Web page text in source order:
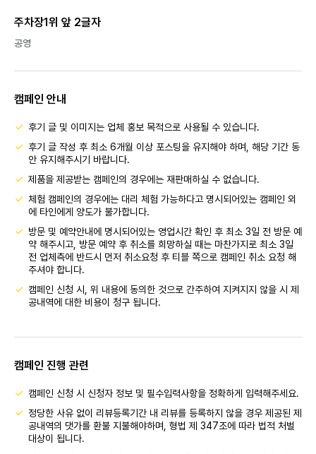
주차장1위 앞 2글자
공영
캠페인 안내
후기 글 및 이미지는 업체 홍보 목적으로 사용될 수 있습니다.
후기 글 작성 후 최소 6개월 이상 포스팅을 유지해야 하며, 해당 기간 동
안 유지해주시기 바랍니다.
제품을 제공받는 캠페인의 경우에는 재판매하실 수 없습니다.
체험 캠페인의 경우에는 대리 체험 가능하다고 명시되어있는 캠페인 외
에 타인에게 양도가 불가합니다.
방문 및 예약안내에 명시되어있는 영업시간 확인 후 최소 3일 전 방문 예
약 해주시고, 방문 예약 후 취소를 희망하실 때는 마찬가지로 최소 3일
전 업체측에 반드시 먼저 취소요청 후 티블 쪽으로 캠페인 취소 요청 해
주셔야 합니다.
캠페인 신청 시, 위 내용에 동의한 것으로 간주하여 지켜지지 않을 시 제
공내역에 대한 비용이 청구 됩니다.
캠페인 진행 관련
캠페인 신청 시 신청자 정보 및 필수입력사항을 정확하게 입력해주세요.
정당한 사유 없이 리뷰등록기간 내 리뷰를 등록하지 않을 경우 제공된 제
공내역의 댓가를 환불 지불해야하며, 형법 제 347조에 따라 법적 처벌
대상이 됩니다.